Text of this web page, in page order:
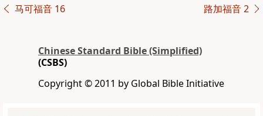
马可福音 16 路加福音 2
Chinese Standard Bible (Simplified)
(CSBS)
Copyright © 2011 by Global Bible Initiative